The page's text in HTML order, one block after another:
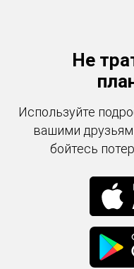
Не
Используйте
вашими
бойтесь